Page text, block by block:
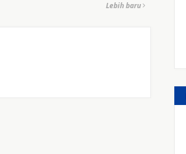
Lebih baru